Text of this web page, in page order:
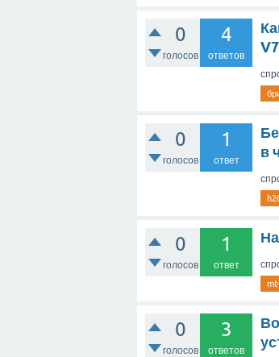
0
голосов
4
ответов
0
голосов
1
ответ
в
0
голосов
1
ответ
0
голосов
3
ответов